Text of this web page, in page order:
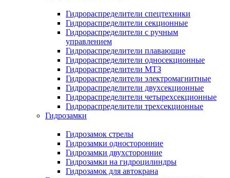
Гидрораспределители спецтехники
Гидрораспределители секционные
Гидрораспределители с ручным
управлением
Гидрораспределители плавающие
Гидрораспределители односекционные
Гидрораспределители МТЗ
Гидрораспределители электромагнитные
Гидрораспределители двухсекционные
Гидрораспределители четырехсекционные
Гидрораспределители трехсекционные
Гидрозамки
Гидрозамок стрелы
Гидрозамки односторонние
Гидрозамки двухсторонние
Гидрозамки на гидроцилиндры
Гидрозамок для автокрана